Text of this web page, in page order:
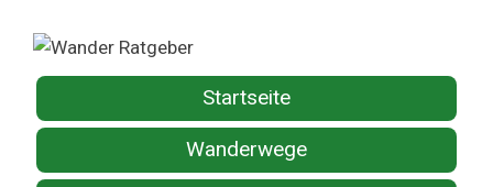
Startseite
Wanderwege